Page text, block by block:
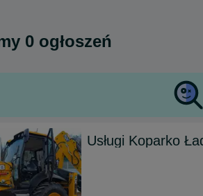
0 ogłoszeń
Usługi Koparko